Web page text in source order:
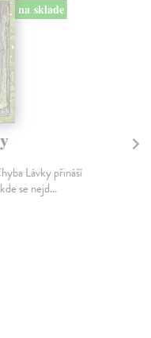
na sklade
Lávky přináší
se nejd...